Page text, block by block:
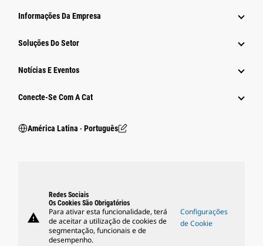
Informações Da Empresa
Soluções Do Setor
Notícias E Eventos
Conecte-Se Com A Cat
América Latina ‧ Português
warning
Redes Sociais
Os Cookies São Obrigatórios
Para ativar esta funcionalidade, terá
de aceitar a utilização de cookies de
segmentação, funcionais e de
desempenho.
Configurações
de Cookie